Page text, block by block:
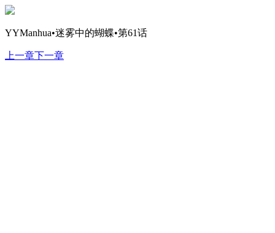
YYManhua•迷雾中的蝴蝶•第61话
上一章下一章